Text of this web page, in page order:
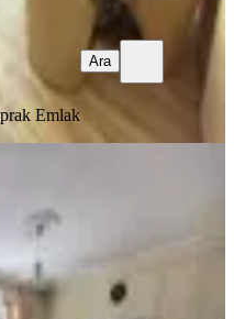
Emlak
Ara
1 08.07.2026